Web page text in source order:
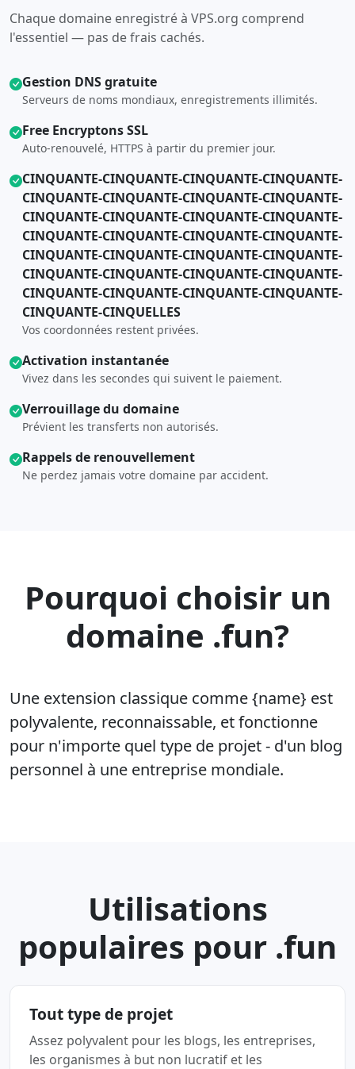
Chaque domaine enregistré à VPS.org comprend
l'essentiel — pas de frais cachés.
Gestion DNS gratuite
Serveurs de noms mondiaux, enregistrements illimités.
Free Encryptons SSL
Auto-renouvelé, HTTPS à partir du premier jour.
CINQUANTE-CINQUANTE-CINQUANTE-CINQUANTE-
CINQUANTE-CINQUANTE-CINQUANTE-CINQUANTE-
CINQUANTE-CINQUANTE-CINQUANTE-CINQUANTE-
CINQUANTE-CINQUANTE-CINQUANTE-CINQUANTE-
CINQUANTE-CINQUANTE-CINQUANTE-CINQUANTE-
CINQUANTE-CINQUANTE-CINQUANTE-CINQUANTE-
CINQUANTE-CINQUANTE-CINQUANTE-CINQUANTE-
CINQUANTE-CINQUELLES
Vos coordonnées restent privées.
Activation instantanée
Vivez dans les secondes qui suivent le paiement.
Verrouillage du domaine
Prévient les transferts non autorisés.
Rappels de renouvellement
Ne perdez jamais votre domaine par accident.
Pourquoi choisir un
domaine .fun?
Une extension classique comme {name} est
polyvalente, reconnaissable, et fonctionne
pour n'importe quel type de projet - d'un blog
personnel à une entreprise mondiale.
Utilisations
populaires pour .fun
Tout type de projet
Assez polyvalent pour les blogs, les entreprises,
les organismes à but non lucratif et les